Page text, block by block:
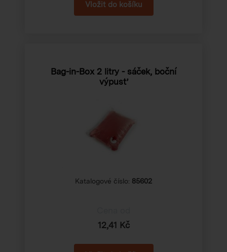
Bag-in-Box 2 litry - sáček, boční
výpusť
Katalogové číslo: 85602
12,41 Kč